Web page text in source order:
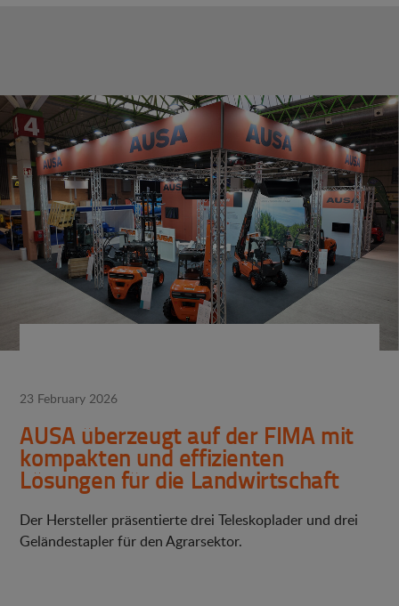
23 February 2026
AUSA überzeugt auf der FIMA mit
kompakten und effizienten
Lösungen für die Landwirtschaft
Der Hersteller präsentierte drei Teleskoplader und drei
Geländestapler für den Agrarsektor.